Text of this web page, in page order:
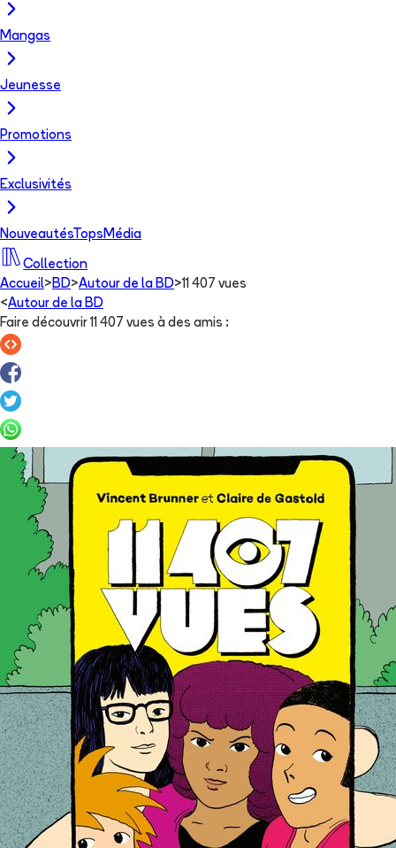
Mangas
Jeunesse
Promotions
Exclusivités
NouveautésTops Média
Collection
Accueil> BD>Autour de la BD>11 407 vues
<Autour de la BD
Faire découvrir 11 407 vues à des amis :